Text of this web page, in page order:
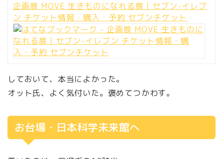
企画展 MOVE 生きものになれる展｜セブン-イレブ
ン チケット情報・購入・予約 セブンチケット
しておいて、本当によかった。
オット氏、よく気付いた。褒めてつかわす。
お台場・日本科学未来館へ